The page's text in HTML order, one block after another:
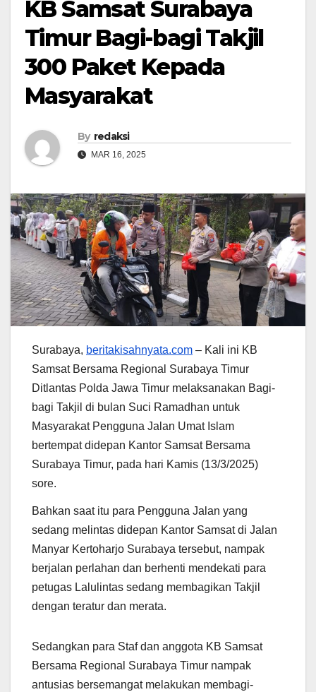
KB Samsat Surabaya
Timur Bagi-bagi Takjil
300 Paket Kepada
Masyarakat
By redaksi
MAR 16, 2025
Surabaya, beritakisahnyata.com – Kali ini KB
Samsat Bersama Regional Surabaya Timur
Ditlantas Polda Jawa Timur melaksanakan Bagi-
bagi Takjil di bulan Suci Ramadhan untuk
Masyarakat Pengguna Jalan Umat Islam
bertempat didepan Kantor Samsat Bersama
Surabaya Timur, pada hari Kamis (13/3/2025)
sore.
Bahkan saat itu para Pengguna Jalan yang
sedang melintas didepan Kantor Samsat di Jalan
Manyar Kertoharjo Surabaya tersebut, nampak
berjalan perlahan dan berhenti mendekati para
petugas Lalulintas sedang membagikan Takjil
dengan teratur dan merata.
Sedangkan para Staf dan anggota KB Samsat
Bersama Regional Surabaya Timur nampak
antusias bersemangat melakukan membagi-